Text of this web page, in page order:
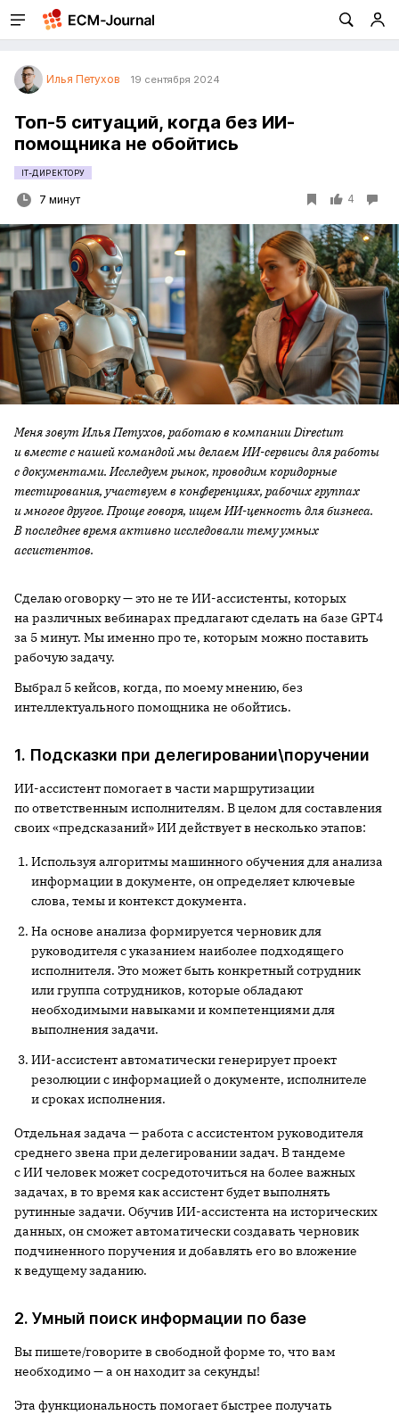
Илья Петухов 19 сентября 2024
Топ-5 ситуаций, когда без ИИ-
помощника не обойтись
IT-ДИРЕКТОРУ
7 минут 4
Меня зовут Илья Петухов, работаю в компании Directum
и вместе с нашей командой мы делаем ИИ-сервисы для работы
с документами. Исследуем рынок, проводим коридорные
тестирования, участвуем в конференциях, рабочих группах
и многое другое. Проще говоря, ищем ИИ-ценность для бизнеса.
В последнее время активно исследовали тему умных
ассистентов.
Сделаю оговорку — это не те ИИ-ассистенты, которых
на различных вебинарах предлагают сделать на базе GPT4
за 5 минут. Мы именно про те, которым можно поставить
рабочую задачу.
Выбрал 5 кейсов, когда, по моему мнению, без
интеллектуального помощника не обойтись.
1. Подсказки при делегировании\поручении
ИИ-ассистент помогает в части маршрутизации
по ответственным исполнителям. В целом для составления
своих «предсказаний» ИИ действует в несколько этапов:
Используя алгоритмы машинного обучения для анализа
информации в документе, он определяет ключевые
слова, темы и контекст документа.
На основе анализа формируется черновик для
руководителя с указанием наиболее подходящего
исполнителя. Это может быть конкретный сотрудник
или группа сотрудников, которые обладают
необходимыми навыками и компетенциями для
выполнения задачи.
ИИ-ассистент автоматически генерирует проект
резолюции с информацией о документе, исполнителе
и сроках исполнения.
Отдельная задача — работа с ассистентом руководителя
среднего звена при делегировании задач. В тандеме
с ИИ человек может сосредоточиться на более важных
задачах, в то время как ассистент будет выполнять
рутинные задачи. Обучив ИИ-ассистента на исторических
данных, он сможет автоматически создавать черновик
подчиненного поручения и добавлять его во вложение
к ведущему заданию.
2. Умный поиск информации по базе
Вы пишете/говорите в свободной форме то, что вам
необходимо — а он находит за секунды!
Эта функциональность помогает быстрее получать